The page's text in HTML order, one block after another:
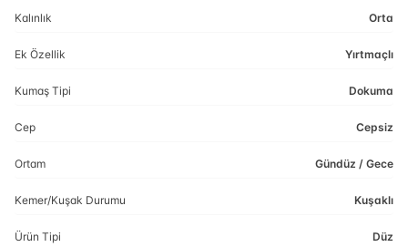
Kalınlık Orta
Ek Özellik Yırtmaçlı
Kumaş Tipi Dokuma
Cep Cepsiz
Ortam Gündüz / Gece
Kemer/Kuşak Durumu Kuşaklı
Ürün Tipi Düz